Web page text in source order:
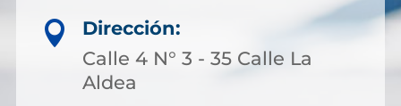

Dirección:
Calle 4 N° 3 - 35 Calle La
Aldea